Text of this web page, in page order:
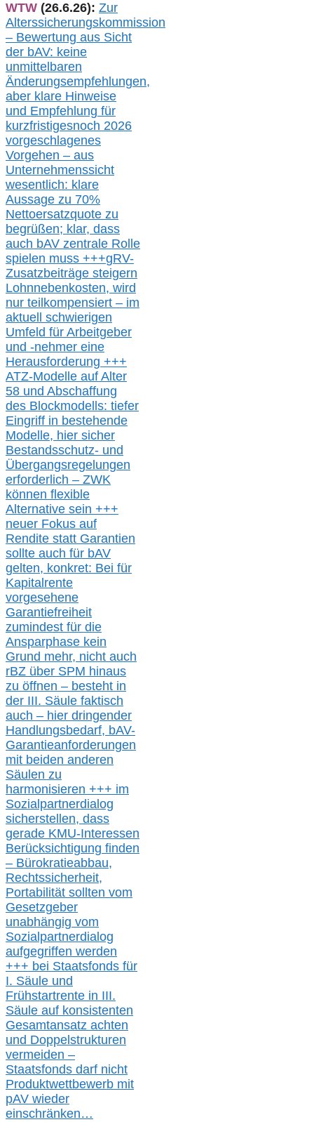
WTW (26.6.26): Zur
Alterssicherungskommission
– Bewertung aus Sicht
der bAV: keine
unmittelbaren
Änderungsempfehlungen,
aber klare Hinweise
und Empfehlung für
kurzfristigesnoch 2026
vorgeschlagenes
Vorgehen – aus
Unternehmenssicht
wesentlich: klare
Aussage zu 70%
Nettoersatzquote zu
begrüßen; klar, dass
auch bAV zentrale Rolle
spielen muss +++gRV-
Zusatzbeiträge steigern
Lohnnebenkosten, wird
nur teilkompensiert – im
aktuell schwierigen
Umfeld für Arbeitgeber
und -nehmer eine
Herausforderung +++
ATZ-Modelle auf Alter
58 und Abschaffung
des Blockmodells: tiefer
Eingriff in bestehende
Modelle, hier sicher
Bestandsschutz- und
Übergangsregelungen
erforderlich – ZWK
können flexible
Alternative sein +++
neuer Fokus auf
Rendite statt Garantien
sollte auch für bAV
gelten, konkret: Bei für
Kapitalrente
vorgesehene
Garantiefreiheit
zumindest für die
Ansparphase kein
Grund mehr, nicht auch
rBZ über SPM hinaus
zu öffnen – besteht in
der III. Säule faktisch
auch – hier dringender
Handlungsbedarf, bAV-
Garantieanforderungen
mit beiden anderen
Säulen zu
harmonisieren +++ im
Sozialpartnerdialog
sicherstellen, dass
gerade KMU-Interessen
Berücksichtigung finden
– Bürokratieabbau,
Rechtssicherheit,
Portabilität sollten vom
Gesetzgeber
unabhängig vom
Sozialpartnerdialog
aufgegriffen werden
+++ bei Staatsfonds für
I. Säule und
Frühstartrente in III.
Säule auf konsistenten
Gesamtansatz achten
und Doppelstrukturen
vermeiden –
Staatsfonds darf nicht
Produktwettbewerb mit
pAV wieder
einschränken…